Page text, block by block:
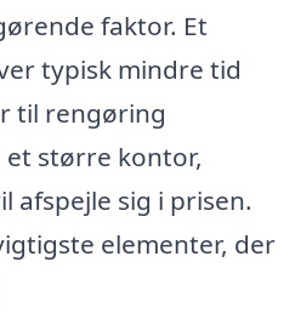
faktor. Et
typisk mindre tid
til rengøring
større kontor,
afspejle sig i prisen.
elementer, der